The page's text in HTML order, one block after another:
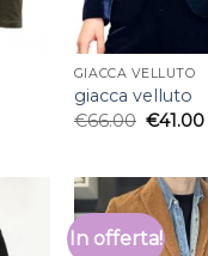
GIACCA VELLUTO
giacca velluto
€66.00 €41.00
In offerta!